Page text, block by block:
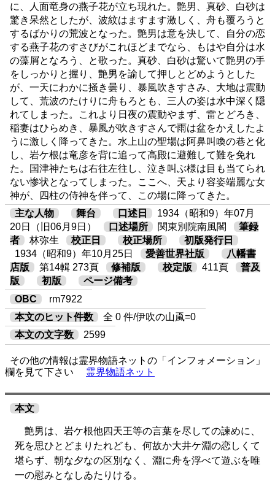
に、人面竜身の燕子花が立ち現れた。艶男、真砂、白砂は
驚き呆然としたが、波紋はますます激しく、舟も覆ろうと
するばかりの荒波となった。艶男は意を決して、自分の恋
する燕子花のすさびがこれほどまでなら、もはや自分は水
の藻屑となろう、と歌った。真砂、白砂は驚いて艶男の手
をしっかりと握り、艶男を諭して押しとどめようとした
が、一天にわかに掻き曇り、暴風吹きすさみ、大地は震動
して、荒波のたけりに舟もろとも、三人の姿は水中深く隠
れてしまった。これより日夜の震動やまず、雷とどろき、
稲妻はひらめき、暴風が吹きすさんで雨は盆をかえしたよ
うに激しく降ってきた。水上山の聖場は阿鼻叫喚の巷と化
し、岩ケ根は竜彦を背に追って高殿に避難して難を免れ
た。国津神たちは右往左往し、泣き叫ぶ様は目も当てられ
ない惨状となってしまった。ここへ、天より容姿端麗な女
神が、四柱の侍神を伴って、この場に降ってきた。
主な人物
舞台 口述日
1934（昭和9）年07月
20日（旧06月9日）
口述場所 関東別院南風閣
筆録
者
林弥生 校正日 校正場所
初版発行日
1934（昭和9）年10月25日
愛善世界社版
八幡書
店版
第14輯 273頁 修補版 校定版 411頁
普及
版
初版
ページ備考
OBC
rm7922
本文のヒット件数
全 0 件/伊吹の山颪=0
本文の文字数
2599
その他の情報は霊界物語ネットの「インフォメーション」
欄を見て下さい
霊界物語ネット
本文
艶男は、岩ケ根他四天王等の言葉を尽しての諫めに、
死を思ひとどまりたれども、何故か大井ケ淵の恋しくて
堪らず、朝な夕なの区別なく、淵に舟を浮べて遊ぶを唯
一の慰みとなしゐたりける。